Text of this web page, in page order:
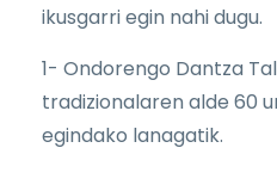
ikusgarri egin nahi dugu.
1- Ondorengo Dantza
tradizionalaren alde 60
egindako lanagatik.